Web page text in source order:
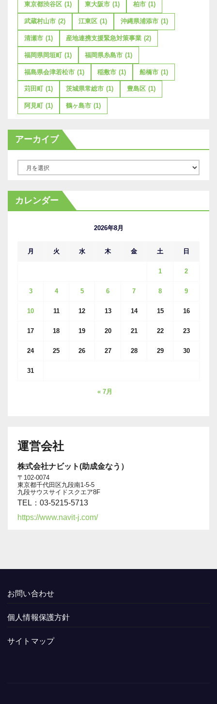
東京都渋谷区 (1) 東大阪市 (1) 柏市 (1)
武蔵村山市 (2) 江東区 (1) 沖縄県浦添市 (1)
清瀬市 (1) 産地連携支援緊急対策事業 (2)
福岡県岡垣町 (1) 福岡県糸島市 (1)
福島県会津若松市 (1) 稲敷市 (1) 船橋市 (1)
苅田町 (1) 茨城県常総市 (1) 豊島区 (1)
阿見町 (1) 鶴ヶ島市 (1)
アーカイブ
カ
イ
カレンダー
2026年8月
月 火 水 木 金 土 日
1 2
3 4 5 6 7 8 9
10 11 12 13 14 15 16
17 18 19 20 21 22 23
24 25 26 27 28 29 30
31
« 7月
運営会社
株式会社ナビット(助成金なう）
〒102-0074
東京都千代田区九段南1-5-5
九段サウスサイドスクエア8F
TEL：03-5215-5713
https://www.navit-j.com/
お問い合わせ
個人情報保護方針
サイトマップ